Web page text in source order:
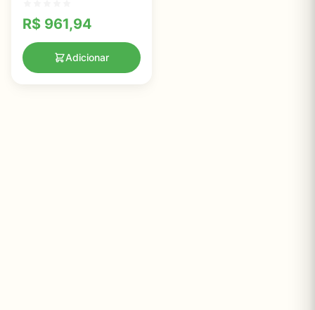
Estar Geral
R$ 961,94
Adicionar